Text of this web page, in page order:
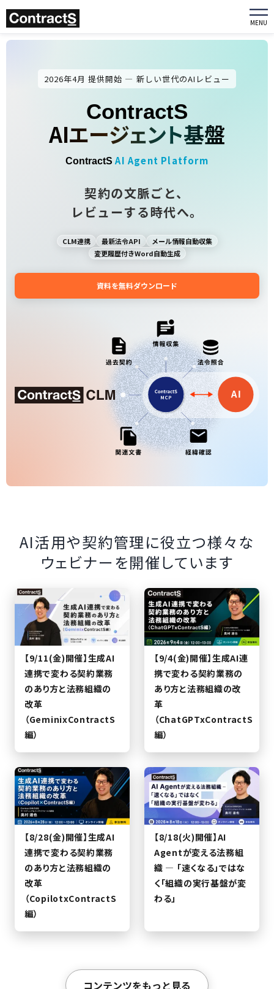
MENU
2026年4月 提供開始 ― 新しい世代のAIレビュー
ContractS
AIエージェント基盤
ContractS AI Agent Platform
契約の文脈ごと、
レビューする時代へ。
CLM連携 最新法令API
メール情報自動収集
変更履歴付きWord自動生成
資料を無料ダウンロード
AI活用や契約管理に役立つ様々な
ウェビナーを開催しています
【9/11(金)開催】生成AI
連携で変わる契約業務
のあり方と法務組織の
改革
（GeminixContractS
編）
【9/4(金)開催】生成AI連
携で変わる契約業務の
あり方と法務組織の改
革
（ChatGPTxContractS
編）
【8/28(金)開催】生成AI
連携で変わる契約業務
のあり方と法務組織の
改革
（CopilotxContractS
編）
【8/18(火)開催】AI
Agentが変える法務組
織 — 「速くなる」ではな
く「組織の実行基盤が変
わる」
コンテンツをもっと見る